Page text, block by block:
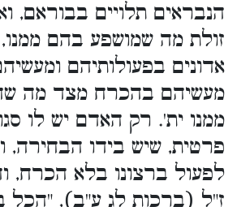
הנבראים תלויים בבוראם,
זולת מה שמושפע בהם
אדונים בפעולותיהם
מעשיהם בהכרח מצד מה
ממנו ית'. רק האדם יש לו
פרטית, שיש בידו הבחירה,
לפעול ברצונו בלא הכרח,
ז"ל (ברכות לג ע"ב), "הכל